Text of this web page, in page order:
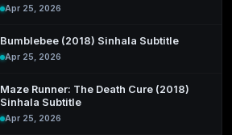
Apr 25, 2026
Bumblebee (2018) Sinhala Subtitle
Apr 25, 2026
Maze Runner: The Death Cure (2018)
Sinhala Subtitle
Apr 25, 2026